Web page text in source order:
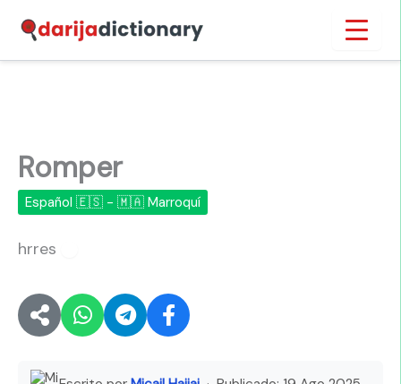
contenido
Romper
Español 🇪🇸 - 🇲🇦 Marroquí
hrres